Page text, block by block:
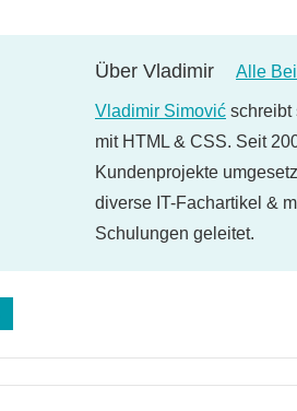
Über Vladimir Alle
Vladimir Simović schreibt
mit HTML & CSS. Seit
Kundenprojekte
diverse IT-Fachartikel &
Schulungen geleitet.